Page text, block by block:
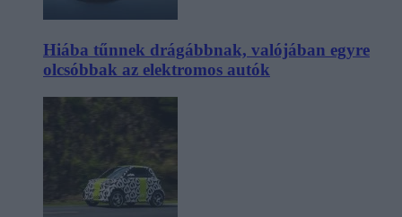
Hiába tűnnek drágábbnak, valójában egyre
olcsóbbak az elektromos autók